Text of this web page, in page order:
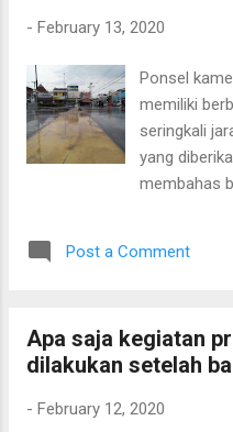
tidak keluar
elektronik.
didukung
adalah
- February 13, 2020
Ponsel
memiliki
seringkali
yang
membahas
Jalankan
Ini adalah
yang
dilakukan
Post a Comment
Apa saja kegiatan
dilakukan setelah
- February 12, 2020